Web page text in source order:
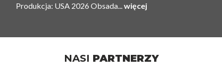
Produkcja: USA 2026 Obsada... więcej
NASI PARTNERZY